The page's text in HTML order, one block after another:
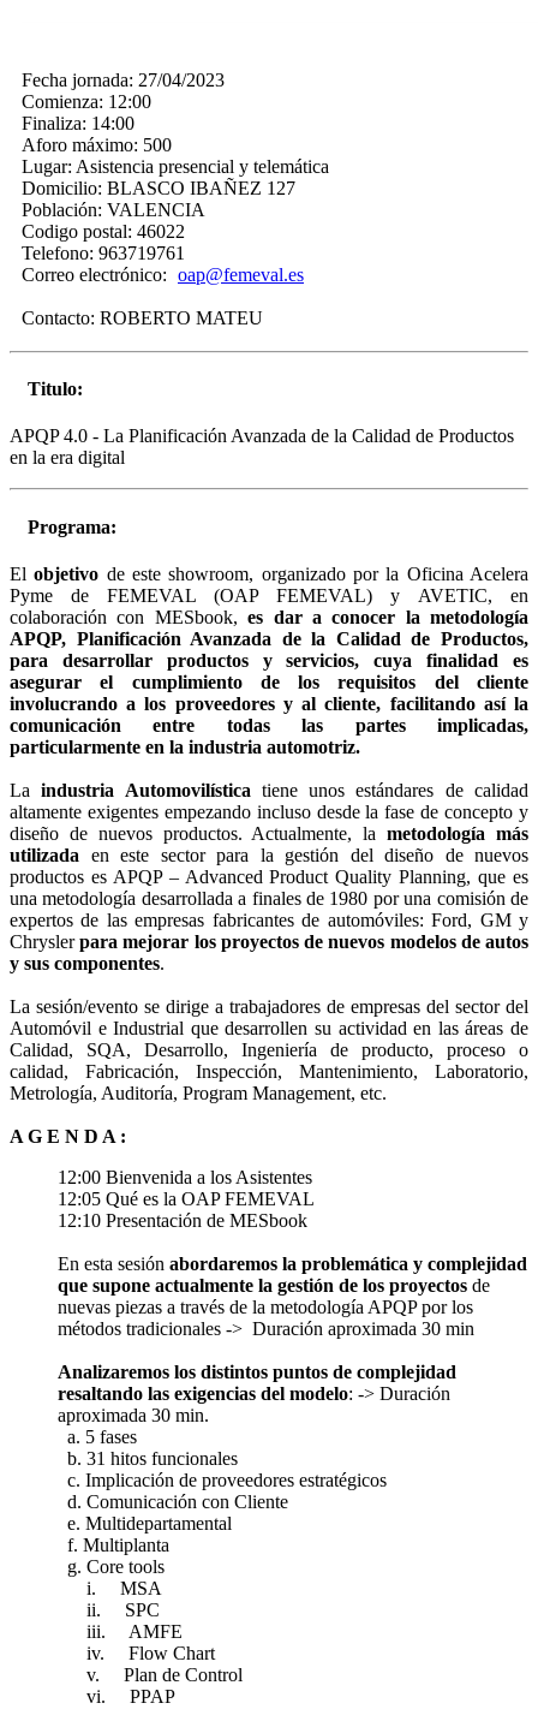
Fecha jornada: 27/04/2023
Comienza: 12:00
Finaliza: 14:00
Aforo máximo: 500
Lugar: Asistencia presencial y telemática
Domicilio: BLASCO IBAÑEZ 127
Población: VALENCIA
Codigo postal: 46022
Telefono: 963719761
Correo electrónico: oap@femeval.es
Contacto: ROBERTO MATEU
Titulo:
APQP 4.0 - La Planificación Avanzada de la Calidad de Productos
en la era digital
Programa:
Elobjetivo de este showroom, organizado por la Oficina Acelera
Pyme de FEMEVAL (OAP FEMEVAL) y AVETIC, en
colaboración con MESbook,es dar a conocer la metodología
APQP, Planificación Avanzada de la Calidad de Productos,
para desarrollar productos y servicios, cuya finalidad es
asegurar el cumplimiento de los requisitos del cliente
involucrando a los proveedores y al cliente, facilitando así la
comunicación entre todas las partes implicadas,
particularmente en la industria automotriz.
Laindustria Automovilística tiene unos estándares de calidad
altamente exigentes empezando incluso desde la fase de concepto y
diseño de nuevos productos. Actualmente, lametodología más
utilizada en este sector para la gestión del diseño de nuevos
productos es APQP – Advanced Product Quality Planning, que es
una metodología desarrollada a finales de 1980 por una comisión de
expertos de las empresas fabricantes de automóviles: Ford, GM y
Chryslerpara mejorar los proyectos de nuevos modelos de autos
y sus componentes.
La sesión/evento se dirige a trabajadores de empresas del sector del
Automóvil e Industrial que desarrollen su actividad en las áreas de
Calidad, SQA, Desarrollo, Ingeniería de producto, proceso o
calidad, Fabricación, Inspección, Mantenimiento, Laboratorio,
Metrología, Auditoría, Program Management, etc.
A G E N D A :
12:00 Bienvenida a los Asistentes
12:05 Qué es la OAP FEMEVAL
12:10 Presentación de MESbook
En esta sesión abordaremos la problemática y complejidad
que supone actualmente la gestión de los proyectos de
nuevas piezas a través de la metodología APQP por los
métodos tradicionales -> Duración aproximada 30 min
Analizaremos los distintos puntos de complejidad
resaltando las exigencias del modelo: -> Duración
aproximada 30 min.
a. 5 fases
b. 31 hitos funcionales
c. Implicación de proveedores estratégicos
d. Comunicación con Cliente
e. Multidepartamental
f. Multiplanta
g. Core tools
i. MSA
ii. SPC
iii. AMFE
iv. Flow Chart
v. Plan de Control
vi. PPAP